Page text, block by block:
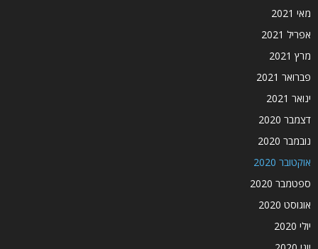
מאי 2021
אפריל 2021
מרץ 2021
פברואר 2021
ינואר 2021
דצמבר 2020
נובמבר 2020
אוקטובר 2020
ספטמבר 2020
אוגוסט 2020
יולי 2020